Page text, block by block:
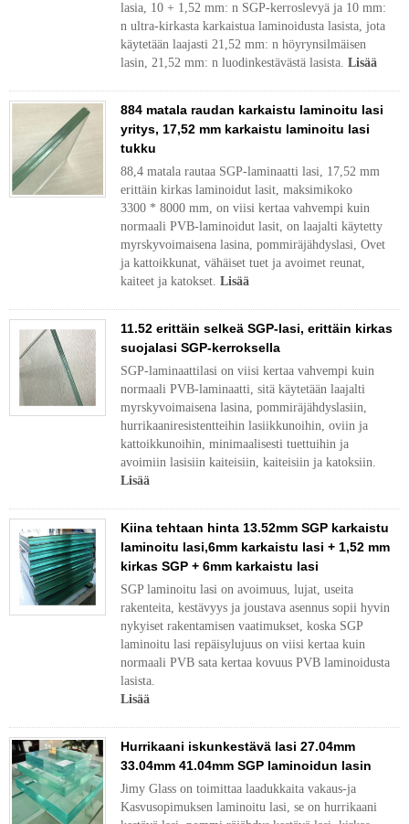
lasia, 10 + 1,52 mm: n SGP-kerroslevyä ja 10 mm:
n ultra-kirkasta karkaistua laminoidusta lasista, jota
käytetään laajasti 21,52 mm: n höyrynsilmäisen
lasin, 21,52 mm: n luodinkestävästä lasista. Lisää
884 matala raudan karkaistu laminoitu lasi
yritys, 17,52 mm karkaistu laminoitu lasi
tukku
88,4 matala rautaa SGP-laminaatti lasi, 17,52 mm
erittäin kirkas laminoidut lasit, maksimikoko
3300 * 8000 mm, on viisi kertaa vahvempi kuin
normaali PVB-laminoidut lasit, on laajalti käytetty
myrskyvoimaisena lasina, pommiräjähdyslasi, Ovet
ja kattoikkunat, vähäiset tuet ja avoimet reunat,
kaiteet ja katokset. Lisää
11.52 erittäin selkeä SGP-lasi, erittäin kirkas
suojalasi SGP-kerroksella
SGP-laminaattilasi on viisi kertaa vahvempi kuin
normaali PVB-laminaatti, sitä käytetään laajalti
myrskyvoimaisena lasina, pommiräjähdyslasiin,
hurrikaaniresistentteihin lasiikkunoihin, oviin ja
kattoikkunoihin, minimaalisesti tuettuihin ja
avoimiin lasisiin kaiteisiin, kaiteisiin ja katoksiin.
Lisää
Kiina tehtaan hinta 13.52mm SGP karkaistu
laminoitu lasi,6mm karkaistu lasi + 1,52 mm
kirkas SGP + 6mm karkaistu lasi
SGP laminoitu lasi on avoimuus, lujat, useita
rakenteita, kestävyys ja joustava asennus sopii hyvin
nykyiset rakentamisen vaatimukset, koska SGP
laminoitu lasi repäisylujuus on viisi kertaa kuin
normaali PVB sata kertaa kovuus PVB laminoidusta
lasista.
Lisää
Hurrikaani iskunkestävä lasi 27.04mm
33.04mm 41.04mm SGP laminoidun lasin
Jimy Glass on toimittaa laadukkaita vakaus-ja
Kasvusopimuksen laminoitu lasi, se on hurrikaani